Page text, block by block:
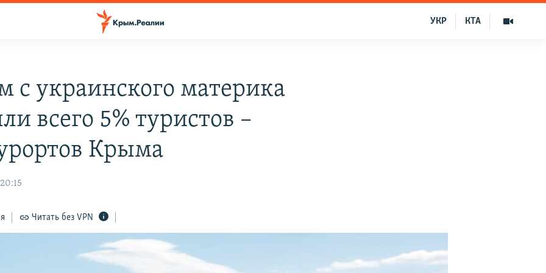
КТА
УКР
с украинского материка
всего 5% туристов –
Крыма
Читать без VPN